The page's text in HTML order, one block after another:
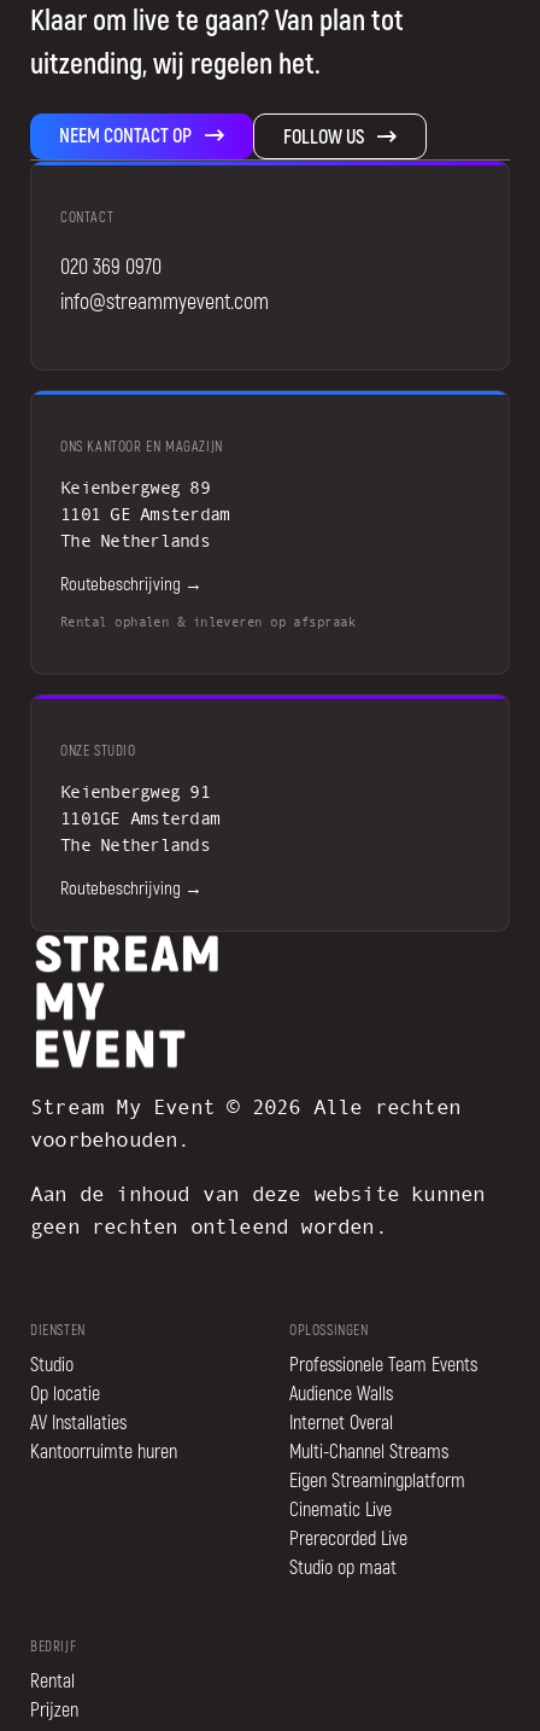
Klaar om live te gaan? Van plan tot
uitzending, wij regelen het.
NEEM CONTACT OP FOLLOW US
CONTACT
020 369 0970
info@streammyevent.com
ONS KANTOOR EN MAGAZIJN
Keienbergweg 89
1101 GE Amsterdam
The Netherlands
Routebeschrijving →
Rental ophalen & inleveren op afspraak
ONZE STUDIO
Keienbergweg 91
1101GE Amsterdam
The Netherlands
Routebeschrijving →
Stream My Event © 2026 Alle rechten
voorbehouden.
Aan de inhoud van deze website kunnen
geen rechten ontleend worden.
DIENSTEN
Studio
Op locatie
AV Installaties
Kantoorruimte huren
OPLOSSINGEN
Professionele Team Events
Audience Walls
Internet Overal
Multi-Channel Streams
Eigen Streamingplatform
Cinematic Live
Prerecorded Live
Studio op maat
BEDRIJF
Rental
Prijzen